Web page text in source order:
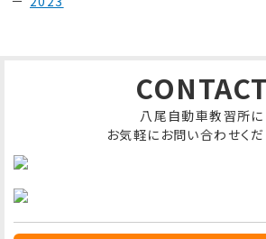
CONTACT
八尾自動車教習所に
お気軽にお問い合わせくだ